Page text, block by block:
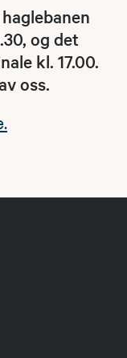
og det
kl. 17.00.
oss.